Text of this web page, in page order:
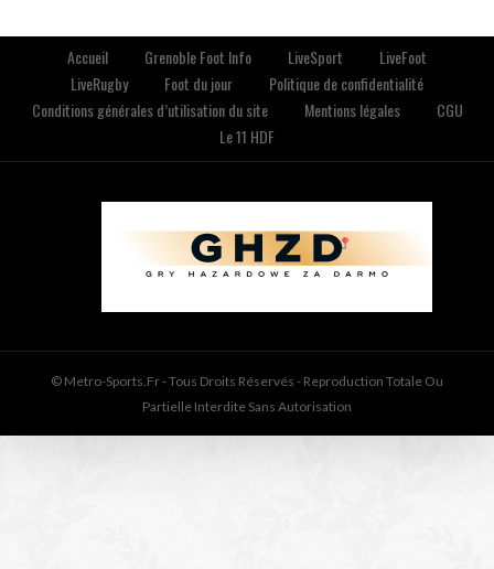
Accueil Grenoble Foot Info LiveSport
LiveFoot
LiveRugby
Foot du jour
Politique de confidentialité
Conditions générales d’utilisation du site
Mentions légales
CGU
Le 11 HDF
© Metro-Sports.fr - Tous Droits Réservés - Reproduction Totale Ou
Partielle Interdite Sans Autorisation